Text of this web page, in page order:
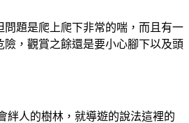
問題是爬上爬下非常的喘，而且有一
，觀賞之餘還是要小心腳下以及頭
絆人的樹林，就導遊的說法這裡的